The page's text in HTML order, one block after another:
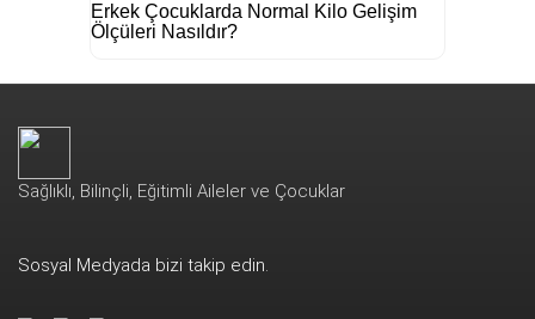
Erkek Çocuklarda Normal Kilo Gelişim
Ölçüleri Nasıldır?
Sağlıklı, Bilinçli, Eğitimli Aileler ve Çocuklar
Sosyal Medyada bizi takip edin.